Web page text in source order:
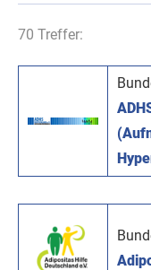
70 Treffer: